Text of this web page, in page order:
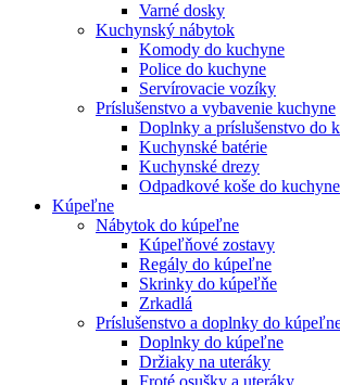
Varné dosky
Kuchynský nábytok
Komody do kuchyne
Police do kuchyne
Servírovacie vozíky
Príslušenstvo a vybavenie kuchyne
Doplnky a príslušenstvo do
Kuchynské batérie
Kuchynské drezy
Odpadkové koše do kuchyne
Kúpeľne
Nábytok do kúpeľne
Kúpeľňové zostavy
Regály do kúpeľne
Skrinky do kúpeľňe
Zrkadlá
Príslušenstvo a doplnky do
Doplnky do kúpeľne
Držiaky na uteráky
Froté osušky a uteráky